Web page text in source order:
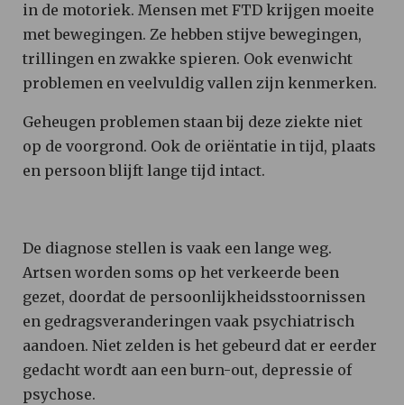
in de motoriek. Mensen met FTD krijgen moeite
met bewegingen. Ze hebben stijve bewegingen,
trillingen en zwakke spieren. Ook evenwicht
problemen en veelvuldig vallen zijn kenmerken.
Geheugen problemen staan bij deze ziekte niet
op de voorgrond. Ook de oriëntatie in tijd, plaats
en persoon blijft lange tijd intact.
De diagnose stellen is vaak een lange weg.
Artsen worden soms op het verkeerde been
gezet, doordat de persoonlijkheidsstoornissen
en gedragsveranderingen vaak psychiatrisch
aandoen. Niet zelden is het gebeurd dat er eerder
gedacht wordt aan een burn-out, depressie of
psychose.